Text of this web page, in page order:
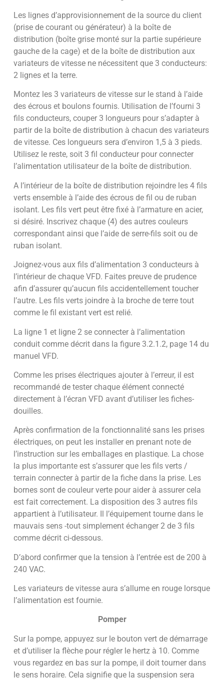
Les lignes d’approvisionnement de la source du client
(prise de courant ou générateur) à la boîte de
distribution (boîte grise monté sur la partie supérieure
gauche de la cage) et de la boîte de distribution aux
variateurs de vitesse ne nécessitent que 3 conducteurs:
2 lignes et la terre.
Montez les 3 variateurs de vitesse sur le stand à l’aide
des écrous et boulons fournis. Utilisation de l’fourni 3
fils conducteurs, couper 3 longueurs pour s’adapter à
partir de la boîte de distribution à chacun des variateurs
de vitesse. Ces longueurs sera d’environ 1,5 à 3 pieds.
Utilisez le reste, soit 3 fil conducteur pour connecter
l’alimentation utilisateur de la boîte de distribution.
A l’intérieur de la boîte de distribution rejoindre les 4 fils
verts ensemble à l’aide des écrous de fil ou de ruban
isolant. Les fils vert peut être fixé à l’armature en acier,
si désiré. Inscrivez chaque (4) des autres couleurs
correspondant ainsi que l’aide de serre-fils soit ou de
ruban isolant.
Joignez-vous aux fils d’alimentation 3 conducteurs à
l’intérieur de chaque VFD. Faites preuve de prudence
afin d’assurer qu’aucun fils accidentellement toucher
l’autre. Les fils verts joindre à la broche de terre tout
comme le fil existant vert est relié.
La ligne 1 et ligne 2 se connecter à l’alimentation
conduit comme décrit dans la figure 3.2.1.2, page 14 du
manuel VFD.
Comme les prises électriques ajouter à l’erreur, il est
recommandé de tester chaque élément connecté
directement à l’écran VFD avant d’utiliser les fiches-
douilles.
Après confirmation de la fonctionnalité sans les prises
électriques, on peut les installer en prenant note de
l’instruction sur les emballages en plastique. La chose
la plus importante est s’assurer que les fils verts /
terrain connecter à partir de la fiche dans la prise. Les
bornes sont de couleur verte pour aider à assurer cela
est fait correctement. La disposition des 3 autres fils
appartient à l’utilisateur. Il l’équipement tourne dans le
mauvais sens -tout simplement échanger 2 de 3 fils
comme décrit ci-dessous.
D’abord confirmer que la tension à l’entrée est de 200 à
240 VAC.
Les variateurs de vitesse aura s’allume en rouge lorsque
l’alimentation est fournie.
Pomper
Sur la pompe, appuyez sur le bouton vert de démarrage
et d’utiliser la flèche pour régler le hertz à 10. Comme
vous regardez en bas sur la pompe, il doit tourner dans
le sens horaire. Cela signifie que la suspension sera